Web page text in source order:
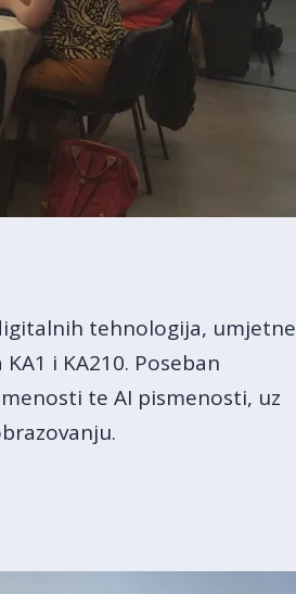
tehnologija, umjetne
i KA210. Poseban
te AI pismenosti, uz